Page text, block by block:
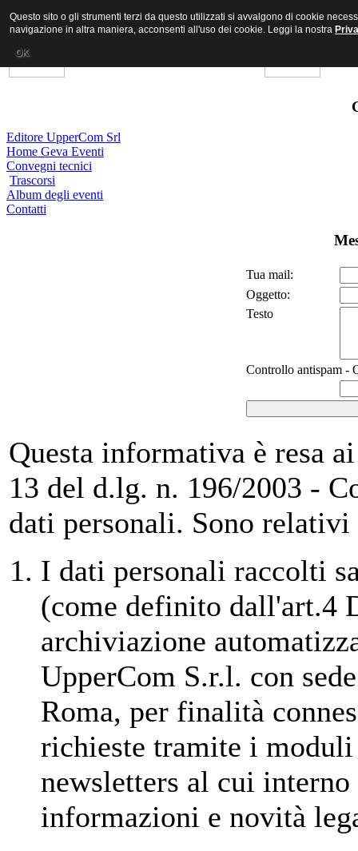
Editore UpperCom Srl
Home Geva Eventi
Convegni tecnici
Trascorsi
Album degli eventi
Contatti
Tua mail:
Oggetto:
Testo
Controllo antispam -
Questa informativa è resa
13 del d.lg. n. 196/2003 -
dati personali. Sono
I dati personali raccolti
(come definito dall'art.4
archiviazione
UpperCom S.r.l. con
Roma, per finalità
richieste tramite i
newsletters al cui
informazioni e novità
Questo sito o gli strumenti terzi da questo utilizzati si avvalgono di cookie
navigazione in altra maniera, acconsenti all'uso dei cookie. Leggi la nostra
OK